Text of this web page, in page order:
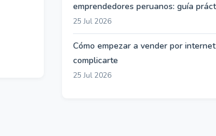
emprendedores peruanos: guía
25 Jul 2026
Cómo empezar a vender por
complicarte
25 Jul 2026